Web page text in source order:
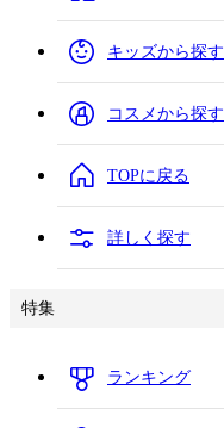
キッズから探す
コスメから探す
TOPに戻る
詳しく探す
特集
ランキング